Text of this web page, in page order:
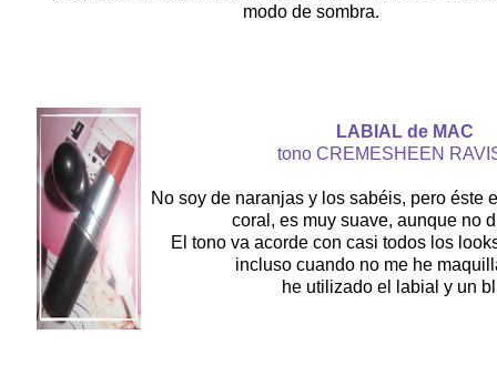
modo de sombra.
LABIAL de MAC
tono CREMESHEEN
No soy de naranjas y los sabéis, pero éste
coral, es muy suave, aunque no
El tono va acorde con casi todos los
incluso cuando no me he
he utilizado el labial y un